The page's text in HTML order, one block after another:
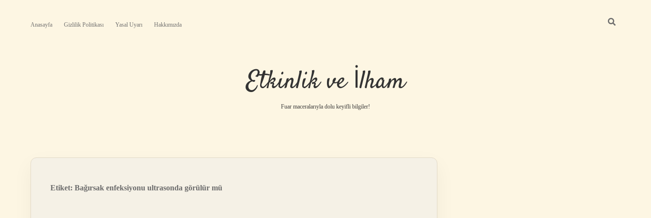
Anasayfa Gizlilik Politikası Yasal Uyarı Hakkımızda
Etkinlik ve İlham
Fuar maceralarıyla dolu keyifli bilgiler!
Etiket: Bağırsak enfeksiyonu ultrasonda görülür mü